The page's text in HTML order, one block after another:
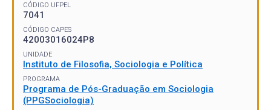
CÓDIGO UFPEL
7041
CÓDIGO CAPES
42003016024P8
UNIDADE
Instituto de Filosofia, Sociologia e Política
PROGRAMA
Programa de Pós-Graduação em Sociologia
(PPGSociologia)